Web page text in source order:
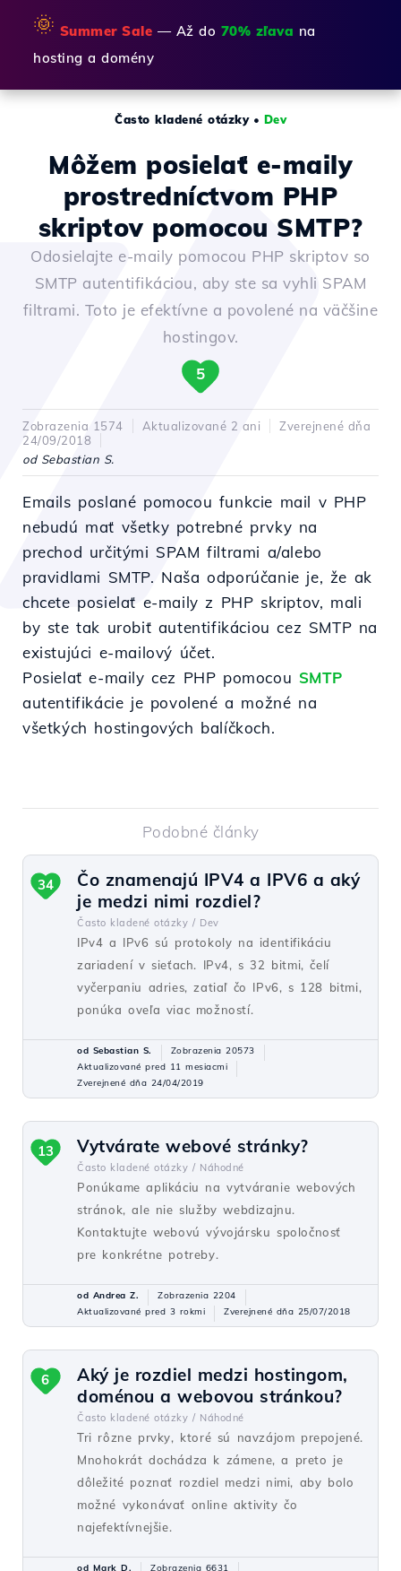
🌞 Summer Sale — Až do 70% zľava na
hosting a domény
Často kladené otázky• Dev
Môžem posielať e-maily
prostredníctvom PHP
skriptov pomocou SMTP?
Odosielajte e-maily pomocou PHP skriptov so
SMTP autentifikáciou, aby ste sa vyhli SPAM
filtrami. Toto je efektívne a povolené na väčšine
hostingov.
5
Zobrazenia 1574 Aktualizované 2 ani
Zverejnené dňa
24/09/2018
od Sebastian S.
Emails poslané pomocou funkcie mail v PHP
nebudú mať všetky potrebné prvky na
prechod určitými SPAM filtrami a/alebo
pravidlami SMTP. Naša odporúčanie je, že ak
chcete posielať e-maily z PHP skriptov, mali
by ste tak urobiť autentifikáciou cez SMTP na
existujúci e-mailový účet.
Posielať e-maily cez PHP pomocou SMTP
autentifikácie je povolené a možné na
všetkých hostingových balíčkoch.
Podobné články
Čo znamenajú IPV4 a IPV6 a aký
je medzi nimi rozdiel?
Často kladené otázky / Dev
IPv4 a IPv6 sú protokoly na identifikáciu
zariadení v sieťach. IPv4, s 32 bitmi, čelí
vyčerpaniu adries, zatiaľ čo IPv6, s 128 bitmi,
ponúka oveľa viac možností.
34
od Sebastian S.
Zobrazenia 20573
Aktualizované pred 11 mesiacmi
Zverejnené dňa 24/04/2019
Vytvárate webové stránky?
Často kladené otázky / Náhodné
Ponúkame aplikáciu na vytváranie webových
stránok, ale nie služby webdizajnu.
Kontaktujte webovú vývojársku spoločnosť
pre konkrétne potreby.
13
od Andrea Z.
Zobrazenia 2204
Aktualizované pred 3 rokmi
Zverejnené dňa 25/07/2018
Aký je rozdiel medzi hostingom,
doménou a webovou stránkou?
Často kladené otázky / Náhodné
Tri rôzne prvky, ktoré sú navzájom prepojené.
Mnohokrát dochádza k zámene, a preto je
dôležité poznať rozdiel medzi nimi, aby bolo
možné vykonávať online aktivity čo
najefektívnejšie.
6
od Mark D.
Zobrazenia 6631